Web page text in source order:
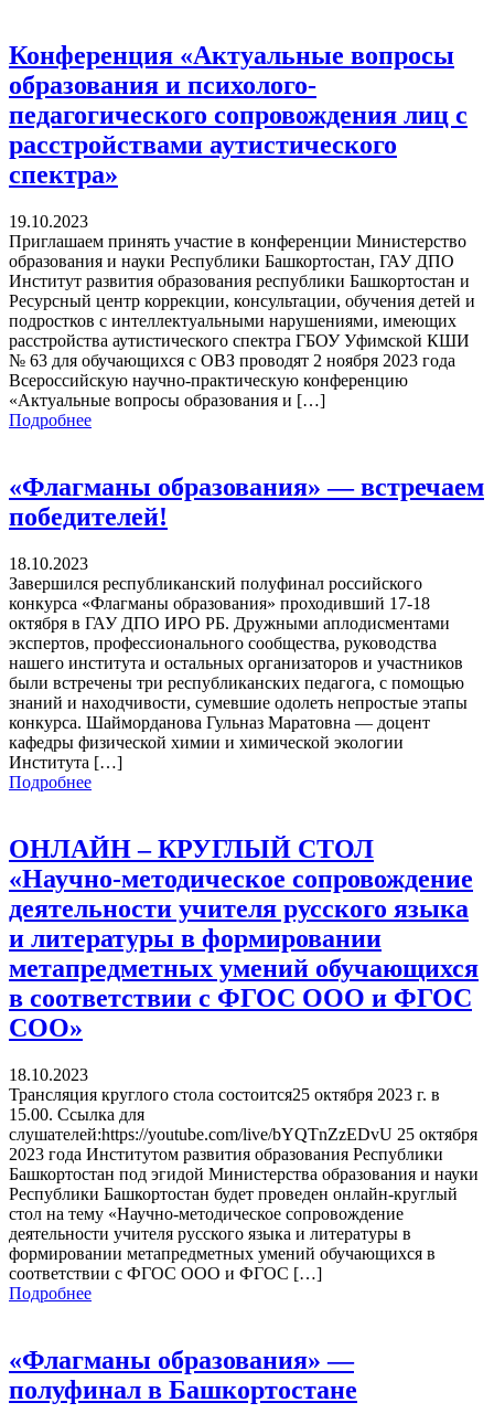
Конференция «Актуальные вопросы
образования и психолого-
педагогического сопровождения лиц с
расстройствами аутистического
спектра»
19.10.2023
Приглашаем принять участие в конференции Министерство
образования и науки Республики Башкортостан, ГАУ ДПО
Институт развития образования республики Башкортостан и
Ресурсный центр коррекции, консультации, обучения детей и
подростков с интеллектуальными нарушениями, имеющих
расстройства аутистического спектра ГБОУ Уфимской КШИ
№ 63 для обучающихся с ОВЗ проводят 2 ноября 2023 года
Всероссийскую научно-практическую конференцию
«Актуальные вопросы образования и […]
Подробнее
«Флагманы образования» — встречаем
победителей!
18.10.2023
Завершился республиканский полуфинал российского
конкурса «Флагманы образования» проходивший 17-18
октября в ГАУ ДПО ИРО РБ. Дружными аплодисментами
экспертов, профессионального сообщества, руководства
нашего института и остальных организаторов и участников
были встречены три республиканских педагога, с помощью
знаний и находчивости, сумевшие одолеть непростые этапы
конкурса. Шайморданова Гульназ Маратовна — доцент
кафедры физической химии и химической экологии
Института […]
Подробнее
ОНЛАЙН – КРУГЛЫЙ СТОЛ
«Научно-методическое сопровождение
деятельности учителя русского языка
и литературы в формировании
метапредметных умений обучающихся
в соответствии с ФГОС ООО и ФГОС
СОО»
18.10.2023
Трансляция круглого стола состоится25 октября 2023 г. в
15.00. Ссылка для
слушателей:https://youtube.com/live/bYQTnZzEDvU 25 октября
2023 года Институтом развития образования Республики
Башкортостан под эгидой Министерства образования и науки
Республики Башкортостан будет проведен онлайн-круглый
стол на тему «Научно-методическое сопровождение
деятельности учителя русского языка и литературы в
формировании метапредметных умений обучающихся в
соответствии с ФГОС ООО и ФГОС […]
Подробнее
«Флагманы образования» —
полуфинал в Башкортостане